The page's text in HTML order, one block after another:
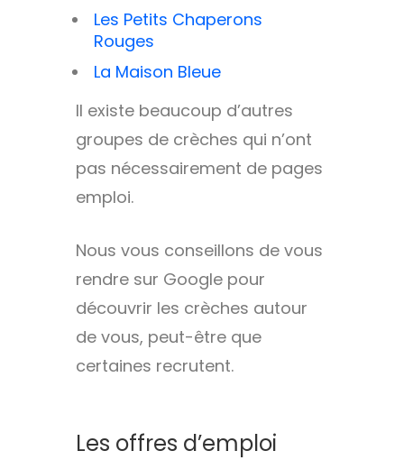
Les Petits Chaperons
Rouges
La Maison Bleue
Il existe beaucoup d’autres
groupes de crèches qui n’ont
pas nécessairement de pages
emploi.
Nous vous conseillons de vous
rendre sur Google pour
découvrir les crèches autour
de vous, peut-être que
certaines recrutent.
Les offres d’emploi